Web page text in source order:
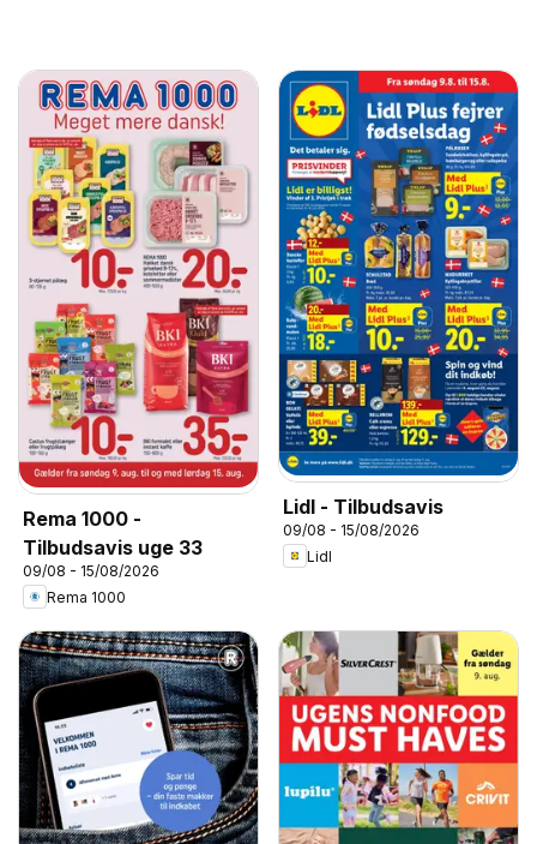
Rema 1000 -
Tilbudsavis uge 33
09/08 - 15/08/2026
Rema 1000
Lidl - Tilbudsavis
09/08 - 15/08/2026
Lidl